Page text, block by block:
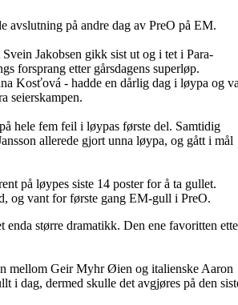
avslutning på andre dag av PreO på EM.
Jakobsen gikk sist ut og i tet i Para-
forsprang etter gårsdagens superløp.
Kosťová - hadde en dårlig dag i løypa og
seierskampen.
hele fem feil i løypas første del. Samtidig
allerede gjort unna løypa, og gått i mål
på løypes siste 14 poster for å ta gullet.
og vant for første gang EM-gull i PreO.
enda større dramatikk. Den ene favoritten
mellom Geir Myhr Øien og italienske Aaron
i dag, dermed skulle det avgjøres på den